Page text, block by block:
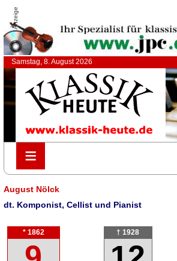
Anzeige
Samstag, 8. August 2026
≡
≡
August Nölck
dt. Komponist, Cellist und Pianist
* 1862 † 1928